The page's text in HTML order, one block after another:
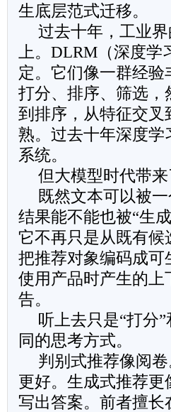
生底层范式迁移。
过去十年，工业
上。DLRM（深度学
定。它们像一群经
打分、排序、筛选
到排序，从特征交
熟。过去十年深度
系统。
但大模型时代带来
既然文本可以被
结果能不能也被“生
它不再只是从既有
把推荐对象编码成
使用产品时产生的
告。
听上去只是“打分
同的思考方式。
判别式推荐像阅
更好。生成式推荐
写出答案。前者擅